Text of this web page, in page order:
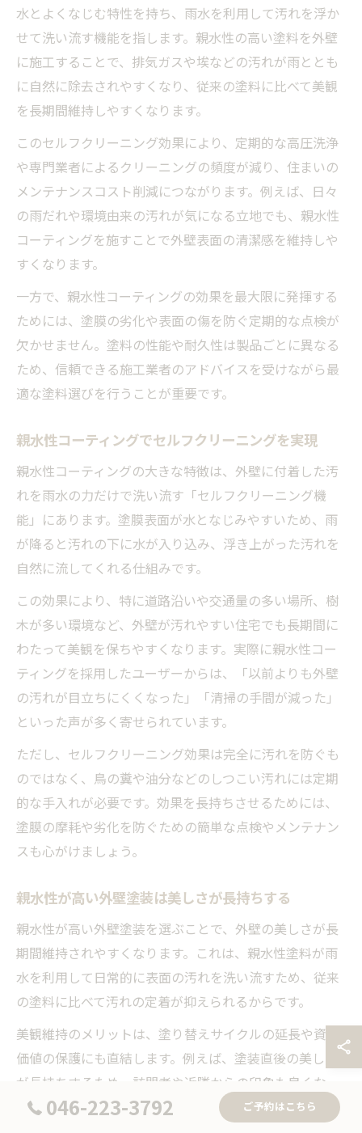
水とよくなじむ特性を持ち、雨水を利用して汚れを浮か
せて洗い流す機能を指します。親水性の高い塗料を外壁
に施工することで、排気ガスや埃などの汚れが雨ととも
に自然に除去されやすくなり、従来の塗料に比べて美観
を長期間維持しやすくなります。
このセルフクリーニング効果により、定期的な高圧洗浄
や専門業者によるクリーニングの頻度が減り、住まいの
メンテナンスコスト削減につながります。例えば、日々
の雨だれや環境由来の汚れが気になる立地でも、親水性
コーティングを施すことで外壁表面の清潔感を維持しや
すくなります。
一方で、親水性コーティングの効果を最大限に発揮する
ためには、塗膜の劣化や表面の傷を防ぐ定期的な点検が
欠かせません。塗料の性能や耐久性は製品ごとに異なる
ため、信頼できる施工業者のアドバイスを受けながら最
適な塗料選びを行うことが重要です。
親水性コーティングでセルフクリーニングを実現
親水性コーティングの大きな特徴は、外壁に付着した汚
れを雨水の力だけで洗い流す「セルフクリーニング機
能」にあります。塗膜表面が水となじみやすいため、雨
が降ると汚れの下に水が入り込み、浮き上がった汚れを
自然に流してくれる仕組みです。
この効果により、特に道路沿いや交通量の多い場所、樹
木が多い環境など、外壁が汚れやすい住宅でも長期間に
わたって美観を保ちやすくなります。実際に親水性コー
ティングを採用したユーザーからは、「以前よりも外壁
の汚れが目立ちにくくなった」「清掃の手間が減った」
といった声が多く寄せられています。
ただし、セルフクリーニング効果は完全に汚れを防ぐも
のではなく、鳥の糞や油分などのしつこい汚れには定期
的な手入れが必要です。効果を長持ちさせるためには、
塗膜の摩耗や劣化を防ぐための簡単な点検やメンテナン
スも心がけましょう。
親水性が高い外壁塗装は美しさが長持ちする
親水性が高い外壁塗装を選ぶことで、外壁の美しさが長
期間維持されやすくなります。これは、親水性塗料が雨
水を利用して日常的に表面の汚れを洗い流すため、従来
の塗料に比べて汚れの定着が抑えられるからです。
美観維持のメリットは、塗り替えサイクルの延長や資産
価値の保護にも直結します。例えば、塗装直後の美しさ
が長持ちするため、訪問者や近隣からの印象も良くな
り、住宅の資産価値を保つうえでも有効です。特に、白
046-223-3792 ご予約はこちら